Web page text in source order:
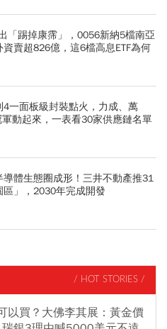
「踢掉康霈」，0056新納5檔南亞
賣超826億，這6檔高息ETF為何
4一面板級封裝點火，力成、萬
動起來，一表看30家供應鏈名單
導體生態圈成形！三井不動產推31
」，2030年完成開發
/ HOT STORIES /
以買？大佛李其展：黃金價